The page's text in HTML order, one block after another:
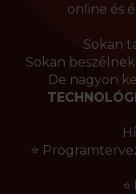
online és
Sokan
Sokan beszélnek
De nagyon
⭐
⭐